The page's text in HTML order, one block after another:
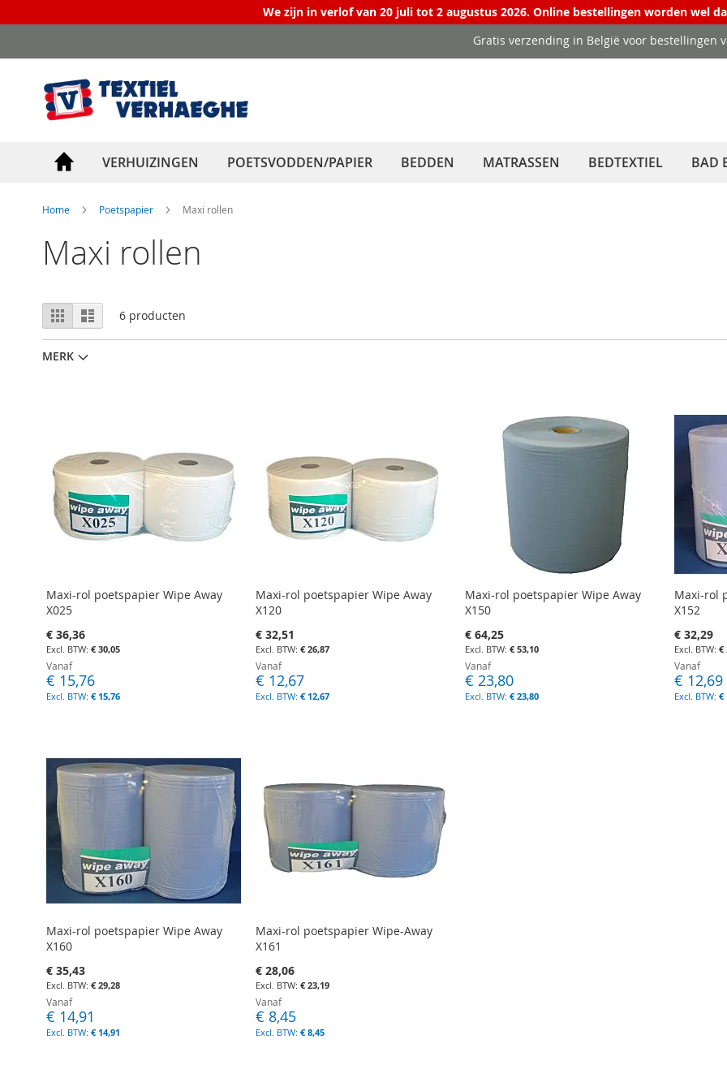
We zijn in verlof van 20 juli tot 2 augustus 2026. Online bestellingen worden wel
naar
inhoud
Gratis verzending in België voor bestellingen
VERHUIZINGEN POETSVODDEN/PAPIER BEDDEN MATRASSEN BEDTEXTIEL BAD
Home Poetspapier Maxi rollen
Maxi rollen
MERK
Tonen
als
Foto-
tabel
Lijst 6 producten
Maxi-rol poetspapier Wipe Away
X025
€ 36,36
€ 30,05
Vanaf
€ 15,76
€ 15,76
Maxi-rol poetspapier Wipe Away
X120
€ 32,51
€ 26,87
Vanaf
€ 12,67
€ 12,67
Maxi-rol poetspapier Wipe Away
X150
€ 64,25
€ 53,10
Vanaf
€ 23,80
€ 23,80
Maxi-rol
X152
€ 32,29
€
Vanaf
€ 12,69
€
Maxi-rol poetspapier Wipe Away
X160
€ 35,43
€ 29,28
Vanaf
€ 14,91
€ 14,91
Maxi-rol poetspapier Wipe-Away
X161
€ 28,06
€ 23,19
Vanaf
€ 8,45
€ 8,45